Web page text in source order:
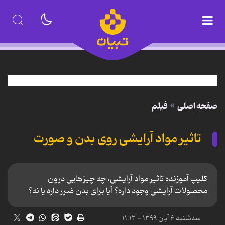
صفحه اصلی فیلم
تاثیر مواد آرایشی روی بدن و صورت
کلیپ آموزنده تاثیر مواد آرایشی، چه چیزهایی درون
محصولات آرایشی وجود داره؟ آیا برای بدن ضرر داره یا نه؟
سه‌شنبه ۶ آبان ۱۳۹۹ - ۱۱:۱۲